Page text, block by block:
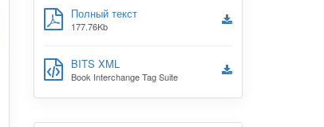
Полный текст
177.76Kb
BITS XML
Book Interchange Tag Suite